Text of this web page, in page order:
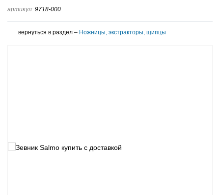
артикул: 9718-000
вернуться в раздел – Ножницы, экстракторы, щипцы